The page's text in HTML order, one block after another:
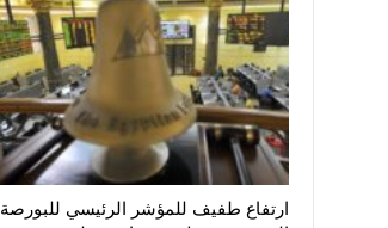
ارتفاع طفيف للمؤشر الرئيسي للبورصة